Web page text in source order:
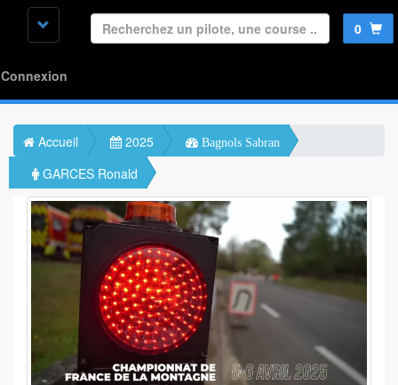
0
Accueil 2025 Bagnols Sabran
GARCES Ronald